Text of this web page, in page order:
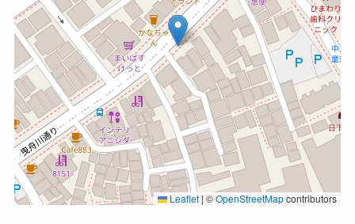
Leaflet | ©OpenStreetMapcontributors